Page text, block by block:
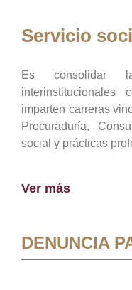
Servicio
Es consolidar
imparten carreras
Procuraduría,
social y prácticas
Ver más
DENUNCIA